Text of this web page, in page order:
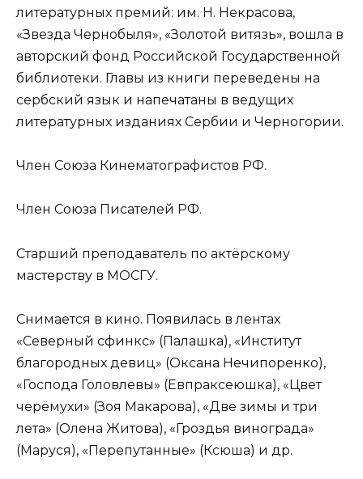
литературных премий: им. Н. Некрасова,
«Звезда Чернобыля», «Золотой витязь», вошла в
авторский фонд Российской Государственной
библиотеки. Главы из книги переведены на
сербский язык и напечатаны в ведущих
литературных изданиях Сербии и Черногории.
Член Союза Кинематографистов РФ.
Член Союза Писателей РФ.
Старший преподаватель по актёрскому
мастерству в МОСГУ.
Снимается в кино. Появилась в лентах
«Северный сфинкс» (Палашка), «Институт
благородных девиц» (Оксана Нечипоренко),
«Господа Головлевы» (Евпраксеюшка), «Цвет
черёмухи» (Зоя Макарова), «Две зимы и три
лета» (Олена Житова), «Гроздья винограда»
(Маруся), «Перепутанные» (Ксюша) и др.